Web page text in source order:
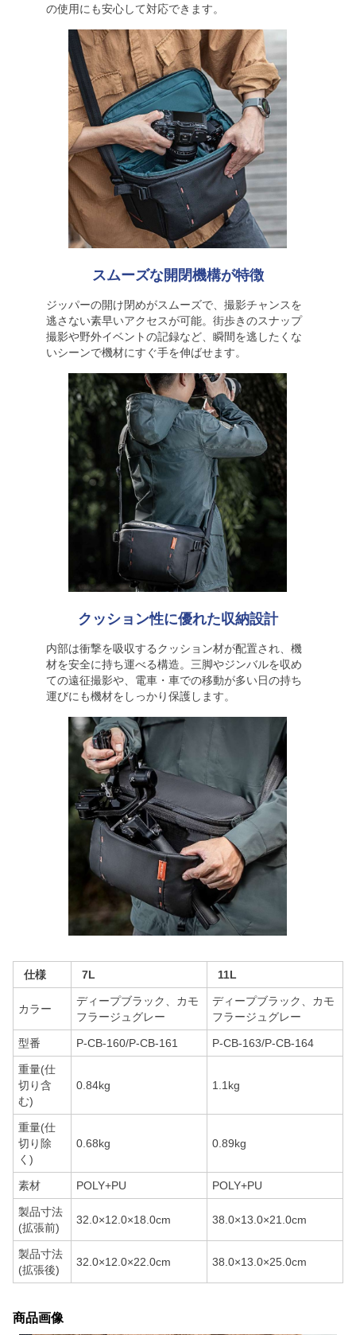
の使用にも安心して対応できます。
スムーズな開閉機構が特徴
ジッパーの開け閉めがスムーズで、撮影チャンスを
逃さない素早いアクセスが可能。街歩きのスナップ
撮影や野外イベントの記録など、瞬間を逃したくな
いシーンで機材にすぐ手を伸ばせます。
クッション性に優れた収納設計
内部は衝撃を吸収するクッション材が配置され、機
材を安全に持ち運べる構造。三脚やジンバルを収め
ての遠征撮影や、電車・車での移動が多い日の持ち
運びにも機材をしっかり保護します。
仕様 7L 11L
カラー
ディープブラック、カモ
フラージュグレー
ディープブラック、カモ
フラージュグレー
型番 P-CB-160/P-CB-161 P-CB-163/P-CB-164
重量(仕
切り含
む)
0.84kg 1.1kg
重量(仕
切り除
く)
0.68kg 0.89kg
素材 POLY+PU POLY+PU
製品寸法
(拡張前)
32.0×12.0×18.0cm 38.0×13.0×21.0cm
製品寸法
(拡張後)
32.0×12.0×22.0cm 38.0×13.0×25.0cm
商品画像